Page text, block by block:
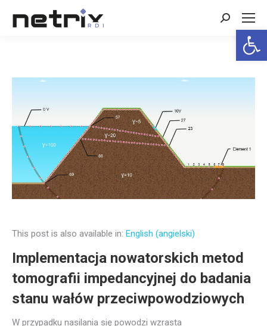
Search:
This post is also available in: English (angielski)
Implementacja nowatorskich metod
tomografii impedancyjnej do badania
stanu wałów przeciwpowodziowych
W przypadku nasilania się powodzi wzrasta